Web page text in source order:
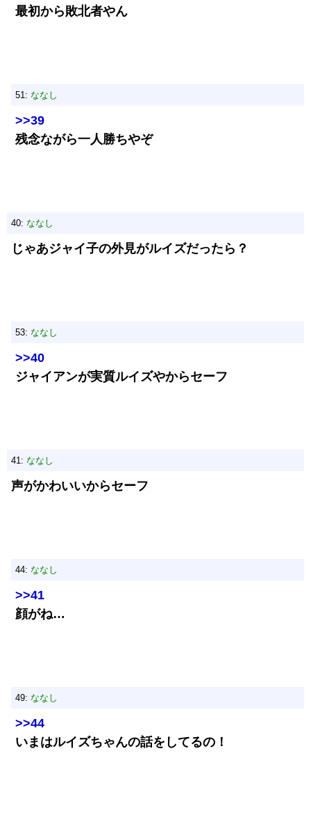
最初から敗北者やん
51: ななし
>>39
残念ながら一人勝ちやぞ
40: ななし
じゃあジャイ子の外見がルイズだったら？
53: ななし
>>40
ジャイアンが実質ルイズやからセーフ
41: ななし
声がかわいいからセーフ
44: ななし
>>41
顔がね…
49: ななし
>>44
いまはルイズちゃんの話をしてるの！